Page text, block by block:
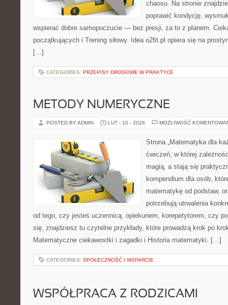
chaosu. Na stronie
poprawić kondycję,
wspierać dobre samopoczucie — bez presji, za to z planem.
początkujących i Trening siłowy. Idea o2fit.pl opiera się na
[…]
CATEGORIES: PRZEPISY DROGOWE W PRAKTYCE
METODY NUMERYCZNE
POSTED BY ADMIN LUT - 10 - 2026 MOŻLIWOŚĆ
Strona „Matematyka dla
ćwiczeń, w której
magią, a stają się
kompendium dla osób,
matematykę od podstaw,
potrzebują utrwalenia
od tego, czy jesteś uczennicą, opiekunem, korepetytorem, czy
się, znajdziesz tu czytelne przykłady, które prowadzą krok po
Matematyczne ciekawostki i zagadki i Historia matematyki. […]
CATEGORIES: SPOŁECZNOŚĆ I WSPARCIE
WSPÓŁPRACA Z RODZICAMI